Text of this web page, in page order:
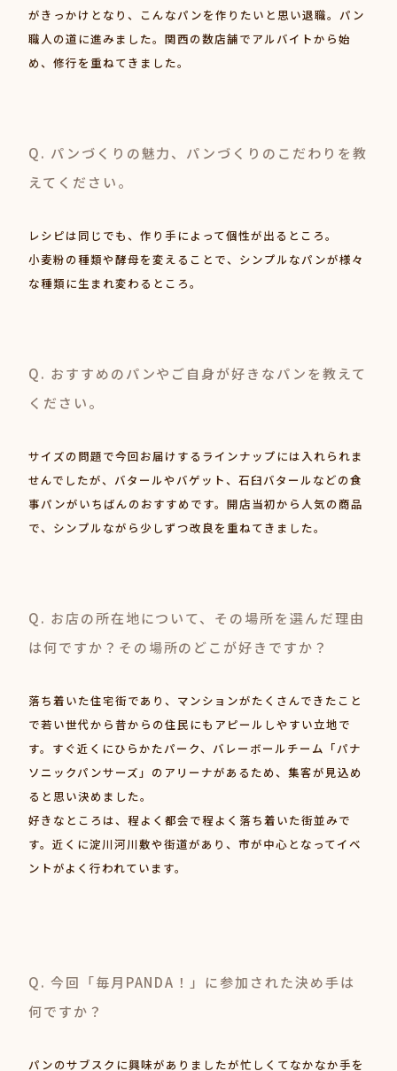
がきっかけとなり、こんなパンを作りたいと思い退職。パン
職人の道に進みました。関西の数店舗でアルバイトから始
め、修行を重ねてきました。
Q. パンづくりの魅力、パンづくりのこだわりを教
えてください。
レシピは同じでも、作り手によって個性が出るところ。
小麦粉の種類や酵母を変えることで、シンプルなパンが様々
な種類に生まれ変わるところ。
Q. おすすめのパンやご自身が好きなパンを教えて
ください。
サイズの問題で今回お届けするラインナップには入れられま
せんでしたが、バタールやバゲット、石臼バタールなどの食
事パンがいちばんのおすすめです。開店当初から人気の商品
で、シンプルながら少しずつ改良を重ねてきました。
Q. お店の所在地について、その場所を選んだ理由
は何ですか？その場所のどこが好きですか？
落ち着いた住宅街であり、マンションがたくさんできたこと
で若い世代から昔からの住民にもアピールしやすい立地で
す。すぐ近くにひらかたパーク、バレーボールチーム「パナ
ソニックパンサーズ」のアリーナがあるため、集客が見込め
ると思い決めました。
好きなところは、程よく都会で程よく落ち着いた街並みで
す。近くに淀川河川敷や街道があり、市が中心となってイベ
ントがよく行われています。
Q. 今回「毎月PANDA！」に参加された決め手は
何ですか？
パンのサブスクに興味がありましたが忙しくてなかなか手を